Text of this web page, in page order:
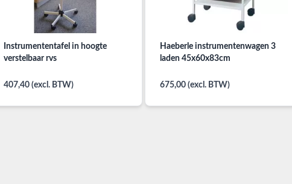
Instrumententafel in hoogte
verstelbaar rvs
407,40 (excl. BTW)
Haeberle instrumentenwagen 3
laden 45x60x83cm
675,00 (excl. BTW)